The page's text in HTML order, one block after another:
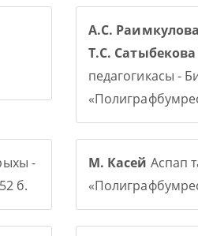
А.С.
Т.С. Сатыбекова
педагогикасы -
-
б.
М. Касей Аспап